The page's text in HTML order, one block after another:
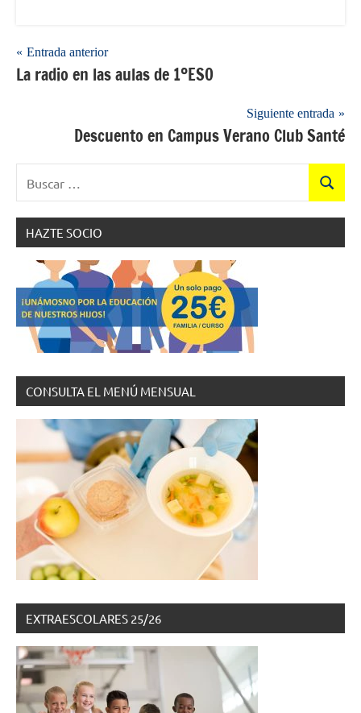
Navegación
de
Entrada anterior
La radio en las aulas de 1ºESO
Siguiente entrada
Descuento en Campus Verano Club Santé
Buscar
HAZTE SOCIO
CONSULTA EL MENÚ MENSUAL
EXTRAESCOLARES 25/26